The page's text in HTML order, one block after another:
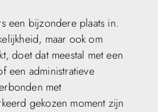
een bijzondere plaats in.
maar ook om
doet dat meestal met een
een administratieve
met
gekozen moment zijn